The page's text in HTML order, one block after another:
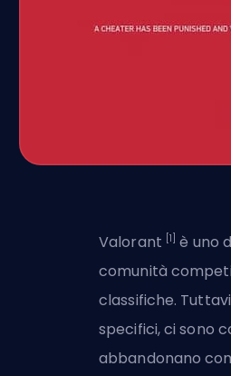
Valorant [1] è uno
comunità
classifiche.
specifici, ci sono
abbandonano